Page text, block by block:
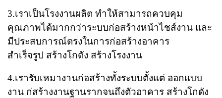
3.เราเป็นโรงงานผลิต​ ทำให้สามารถควบคุม
คุณภาพได้มากกว่าระบบก่อสร้างหน้าไชส์งาน​ และ
มีประสบการณ์ตรงในการก่อสร้างอาคาร
สำเร็จรูป สร้างโกดัง สร้างโรงงาน
4.เรารับเหมางานก่อสร้างทั้งระบบตั้งแต่​ ออกแบบ​
งาน​ ก่สร้างงานฐานรากจนถึงตัวอาคาร สร้างโกดัง